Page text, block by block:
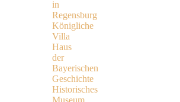
in
Regensburg
Königliche
Villa
Haus
der
Bayerischen
Geschichte
Historisches
Museum